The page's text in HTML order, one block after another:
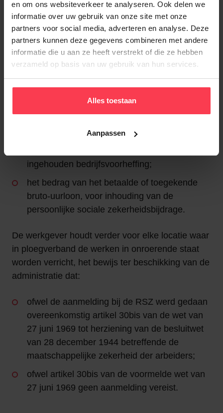
en om ons websiteverkeer te analyseren. Ook delen we
informatie over uw gebruik van onze site met onze
partners voor social media, adverteren en analyse. Deze
partners kunnen deze gegevens combineren met andere
informatie die u aan ze heeft verstrekt of die ze hebben
verzameld op basis van uw gebruik van hun services.
Alles toestaan
Aanpassen
waarvoor het loon wordt doorbetaald;
de identificatie van de locatie of locaties waar
de werknemer in ploegverband de werken in
onroerende staat op locatie heeft verricht;
de belastbare bezoldigingen die aan de
uitsluiting van het dubbel vakantiegeld, de
ingehouden bedrijfsvoorheffing;
het bedrag van het betaalde of toegekende
bruto-uurloon, voor inhouding van de
persoonlijke sociale zekerheidsbijdrage.
De werkgever houdt verder voor elke locatie waar
in ploegverband de werken in onroerende staat
worden verricht, het bewijs ter beschikking van de
administratie dat:
ofwel de aanmelding bij de RSZ werd gedaan
overeenkomstig artikel 30bis van de wet van
27 juni 1969 tot herziening van de besluitwet
van 28 december 1944 betreffende de
maatschappelijke zekerheid der arbeiders;
ofwel artikel 30bis van de voormelde wet van
27 juni 1969 geen aanmelding vereist.